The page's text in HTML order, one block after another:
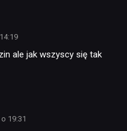
ale jak wszyscy się tak
19:31